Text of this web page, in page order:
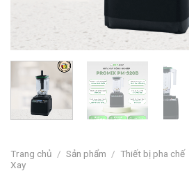
Trang chủ / Sản phẩm / Thiết bị pha chế
Xay